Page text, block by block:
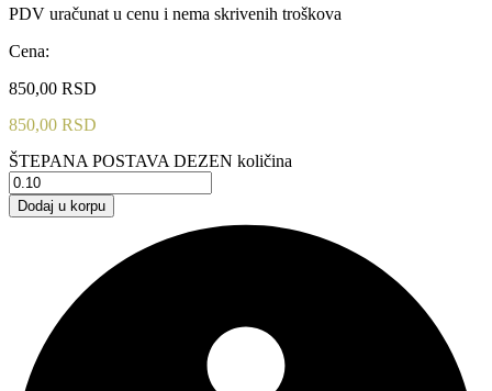
PDV uračunat u cenu i nema skrivenih troškova
Cena:
850,00 RSD
850,00 RSD
ŠTEPANA POSTAVA DEZEN količina
Dodaj u korpu